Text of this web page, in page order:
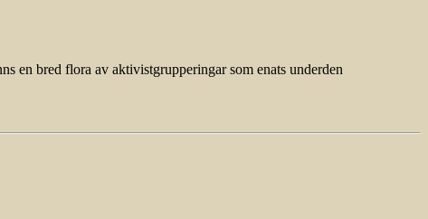
en bred flora av aktivistgrupperingar som enats underden